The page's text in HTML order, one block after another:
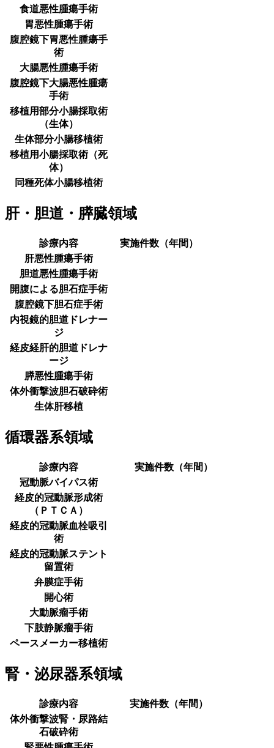
食道悪性腫瘍手術
胃悪性腫瘍手術
腹腔鏡下胃悪性腫瘍手
術
大腸悪性腫瘍手術
腹腔鏡下大腸悪性腫瘍
手術
移植用部分小腸採取術
（生体）
生体部分小腸移植術
移植用小腸採取術（死
体）
同種死体小腸移植術
肝・胆道・膵臓領域
診療内容
実施件数（年間）
肝悪性腫瘍手術
胆道悪性腫瘍手術
開腹による胆石症手術
腹腔鏡下胆石症手術
内視鏡的胆道ドレナー
ジ
経皮経肝的胆道ドレナ
ージ
膵悪性腫瘍手術
体外衝撃波胆石破砕術
生体肝移植
循環器系領域
診療内容
実施件数（年間）
冠動脈バイパス術
経皮的冠動脈形成術
（ＰＴＣＡ）
経皮的冠動脈血栓吸引
術
経皮的冠動脈ステント
留置術
弁膜症手術
開心術
大動脈瘤手術
下肢静脈瘤手術
ペースメーカー移植術
腎・泌尿器系領域
診療内容
実施件数（年間）
体外衝撃波腎・尿路結
石破砕術